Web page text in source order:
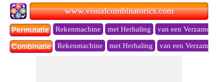
www.visualcombinatorics.com
Permutatie Rekenmachine met Herhaling van een
Combinatie Rekenmachine met Herhaling van een